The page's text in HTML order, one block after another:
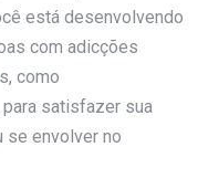
está desenvolvendo
com adicções
como
satisfazer sua
se envolver no